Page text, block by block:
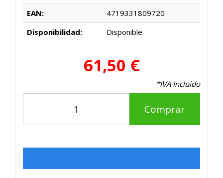
EAN:
4719331809720
Disponibilidad:
Disponible
61,50 €
*IVA Incluido
Comprar